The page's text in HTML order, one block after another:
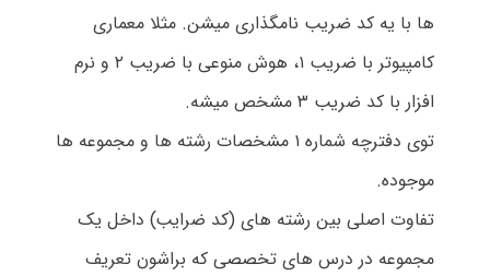
ها با یه کد ضریب نامگذاری میشن. مثلا معماری
کامپیوتر با ضریب ۱، هوش منوعی با ضریب ۲ و نرم
افزار با کد ضریب ۳ مشخص میشه.
توی دفترچه شماره ۱ مشخصات رشته ها و مجموعه ها
موجوده.
تفاوت اصلی بین رشته های (کد ضرایب) داخل یک
مجموعه در درس های تخصصی که براشون تعریف